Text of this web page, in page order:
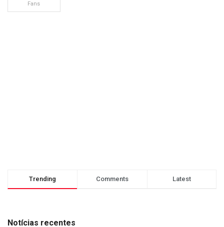
Fans
Trending Comments Latest
Notícias recentes